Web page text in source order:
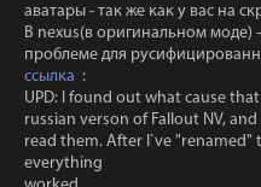
аватары - так же как у вас на
В nexus(в оригинальном моде)
проблеме для
ссылка :
UPD: I found out what cause
russian verson of Fallout NV,
read them. After I`ve
everything